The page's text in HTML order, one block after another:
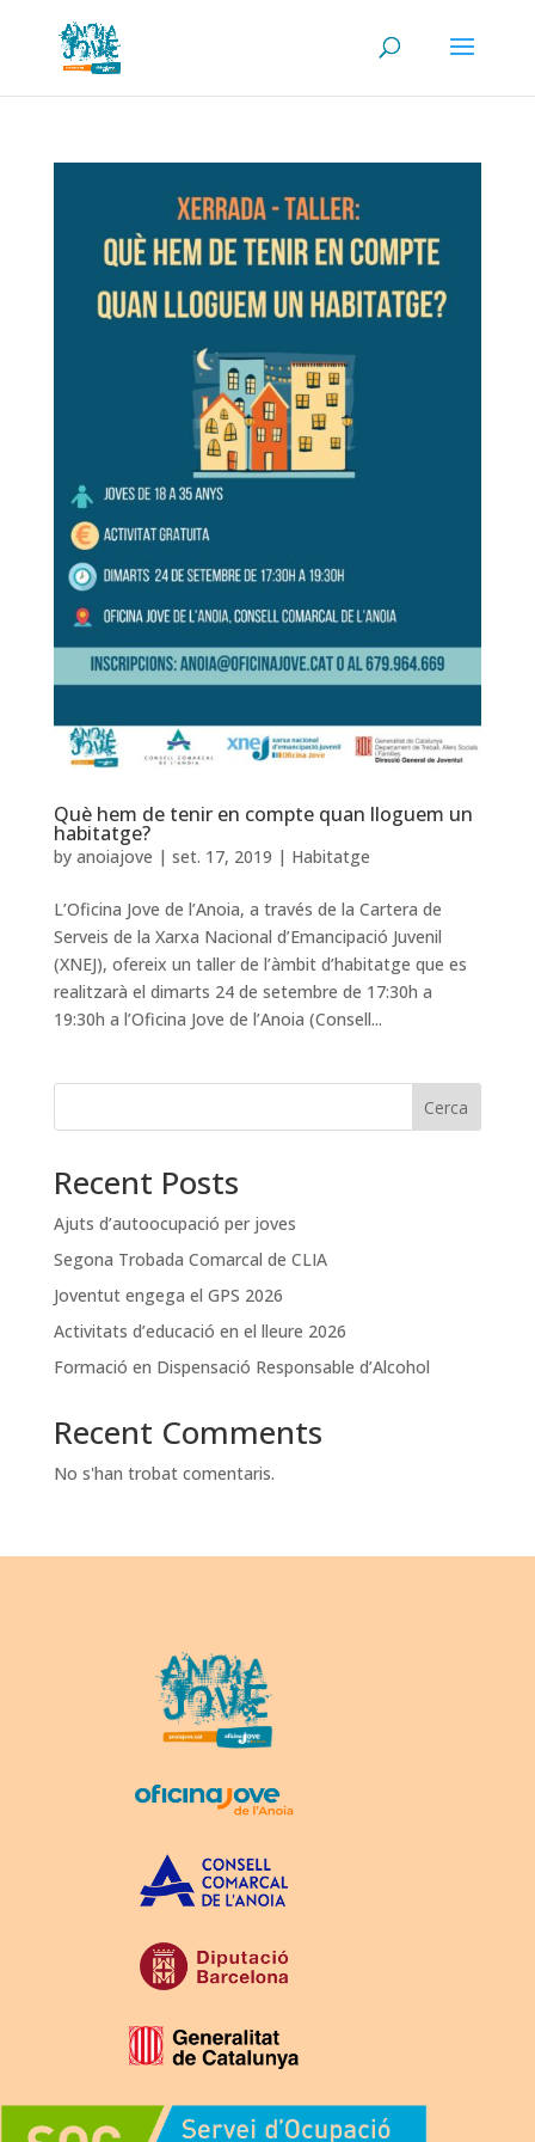
Què hem de tenir en compte quan lloguem un
habitatge?
by anoiajove | set. 17, 2019 | Habitatge
L’Oficina Jove de l’Anoia, a través de la Cartera de
Serveis de la Xarxa Nacional d’Emancipació Juvenil
(XNEJ), ofereix un taller de l’àmbit d’habitatge que es
realitzarà el dimarts 24 de setembre de 17:30h a
19:30h a l’Oficina Jove de l’Anoia (Consell...
Cerca
Recent Posts
Ajuts d’autoocupació per joves
Segona Trobada Comarcal de CLIA
Joventut engega el GPS 2026
Activitats d’educació en el lleure 2026
Formació en Dispensació Responsable d’Alcohol
Recent Comments
No s'han trobat comentaris.